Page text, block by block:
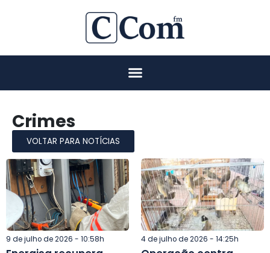
Crimes
VOLTAR PARA NOTÍCIAS
9 de julho de 2026 - 10:58h 4 de julho de 2026 - 14:25h